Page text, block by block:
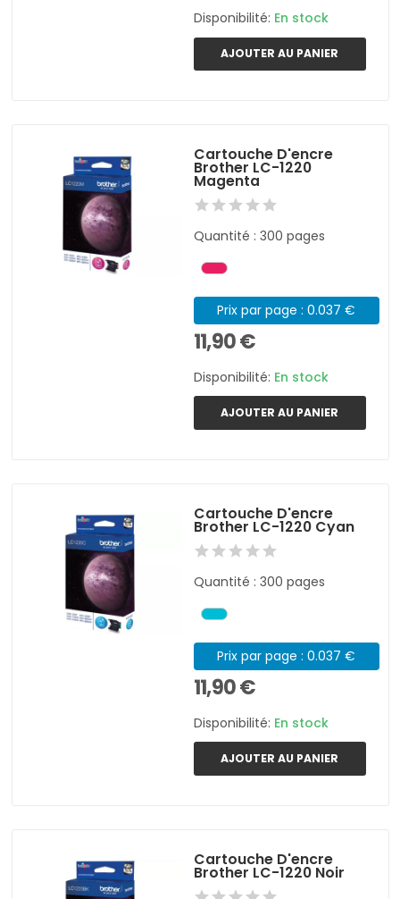
Disponibilité: En stock
AJOUTER AU PANIER
Cartouche D'encre
Brother LC-1220
Magenta
Quantité : 300 pages
Prix par page : 0.037 €
11,90 €
Disponibilité: En stock
AJOUTER AU PANIER
Cartouche D'encre
Brother LC-1220 Cyan
Quantité : 300 pages
Prix par page : 0.037 €
11,90 €
Disponibilité: En stock
AJOUTER AU PANIER
Cartouche D'encre
Brother LC-1220 Noir